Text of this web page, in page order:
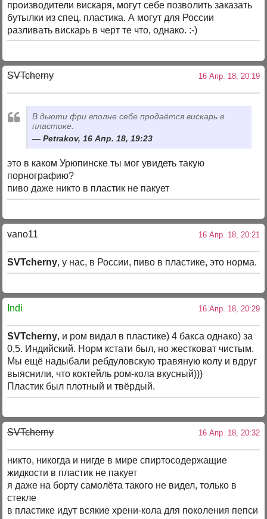
производители вискаря, могут себе позволить заказать
бутылки из спец. пластика. А могут для России
разливать вискарь в черт те что, однако. :-)
SVTcherny 16 Апр. 18, 20:19
В дьюти фри вполне себе продаётся вискарь в
пластике.
Petrakov, 16 Апр. 18, 19:23
это в каком Урюпинске ты мог увидеть такую
порнографию?
пиво даже никто в пластик не пакует
vano11 16 Апр. 18, 20:21
SVTcherny, у нас, в России, пиво в пластике, это норма.
Indi 16 Апр. 18, 20:29
SVTcherny, и ром видал в пластике) 4 бакса однако) за
0,5. Индийский. Норм кстати был, но жестковат чистым.
Мы ещё надыбали ребдуловскую травяную колу и вдруг
выяснили, что коктейль ром-кола вкусный)))
Пластик был плотный и твёрдый.
SVTcherny 16 Апр. 18, 20:32
никто, никогда и нигде в мире спиртосодержащие
жидкости в пластик не пакует
я даже на борту самолёта такого не видел, только в
стекле
в пластике идут всякие хрени-кола для поколения пепси